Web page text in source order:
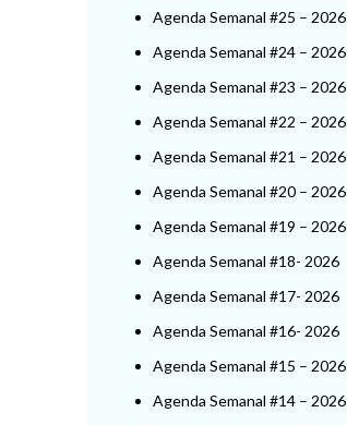
Agenda Semanal #25 – 2026
Agenda Semanal #24 – 2026
Agenda Semanal #23 – 2026
Agenda Semanal #22 – 2026
Agenda Semanal #21 – 2026
Agenda Semanal #20 – 2026
Agenda Semanal #19 – 2026
Agenda Semanal #18- 2026
Agenda Semanal #17- 2026
Agenda Semanal #16- 2026
Agenda Semanal #15 – 2026
Agenda Semanal #14 – 2026